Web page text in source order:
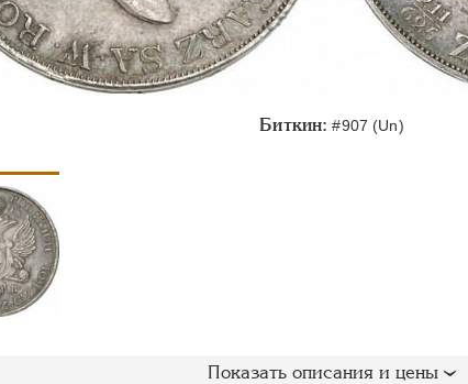
Биткин: #907 (Un)
Показать описания и цены